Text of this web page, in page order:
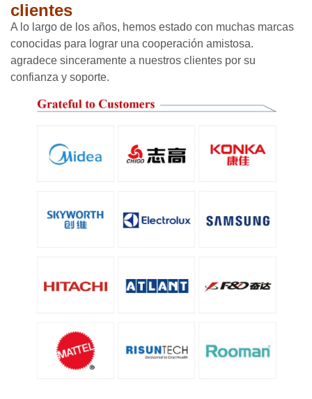
clientes
A lo largo de los años, hemos estado con muchas marcas
conocidas para lograr una cooperación amistosa.
agradece sinceramente a nuestros clientes por su
confianza y soporte.